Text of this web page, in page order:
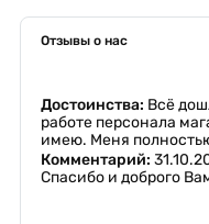
Отзывы о нас
Достоинства: Всё
работе персонала
имею. Меня
Комментарий:
Спасибо и доброго